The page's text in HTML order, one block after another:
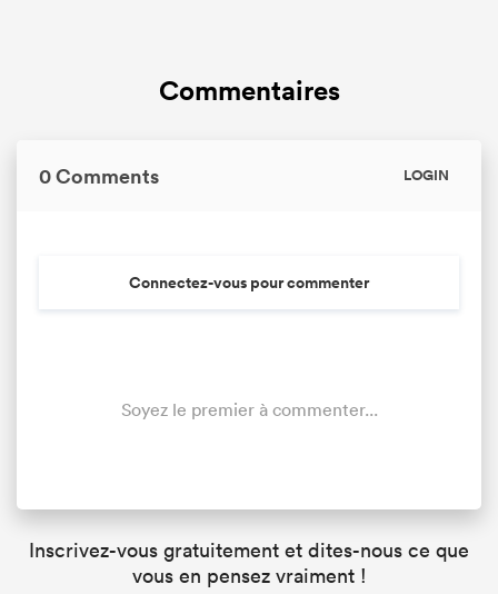
Commentaires
0 Comments LOGIN
Connectez-vous pour commenter
Soyez le premier à commenter...
Inscrivez-vous gratuitement et dites-nous ce que
vous en pensez vraiment !